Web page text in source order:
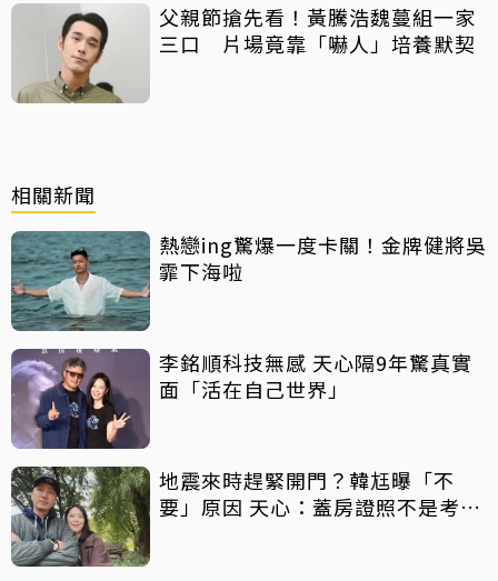
父親節搶先看！黃騰浩魏蔓組一家
三口 片場竟靠「嚇人」培養默契
相關新聞
熱戀ing驚爆一度卡關！金牌健將吳
霏下海啦
李銘順科技無感 天心隔9年驚真實
面「活在自己世界」
地震來時趕緊開門？韓尪曝「不
要」原因 天心：蓋房證照不是考假